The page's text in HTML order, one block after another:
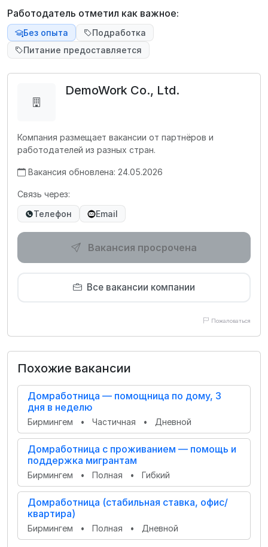
Работодатель отметил как важное:
Без опыта
Подработка
Питание предоставляется
DemoWork Co., Ltd.
Компания размещает вакансии от партнёров и
работодателей из разных стран.
Вакансия обновлена: 24.05.2026
Связь через:
Телефон
Email
Вакансия просрочена
Все вакансии компании
Пожаловаться
Похожие вакансии
Домработница — помощница по дому, 3
дня в неделю
Бирмингем • Частичная • Дневной
Домработница с проживанием — помощь и
поддержка мигрантам
Бирмингем • Полная • Гибкий
Домработница (стабильная ставка, офис/
квартира)
Бирмингем • Полная • Дневной